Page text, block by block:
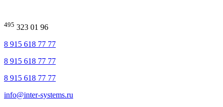
495 323 01 96
8 915 618 77 77
8 915 618 77 77
8 915 618 77 77
info@inter-systems.ru